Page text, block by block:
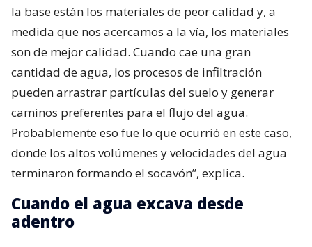
la base están los materiales de peor calidad y, a
medida que nos acercamos a la vía, los materiales
son de mejor calidad. Cuando cae una gran
cantidad de agua, los procesos de infiltración
pueden arrastrar partículas del suelo y generar
caminos preferentes para el flujo del agua.
Probablemente eso fue lo que ocurrió en este caso,
donde los altos volúmenes y velocidades del agua
terminaron formando el socavón”, explica.
Cuando el agua excava desde
adentro